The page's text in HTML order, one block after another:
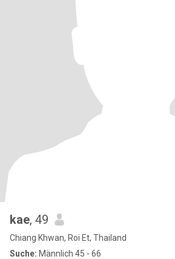
kae, 49
Chiang Khwan, Roi Et, Thailand
Suche: Männlich 45 - 66